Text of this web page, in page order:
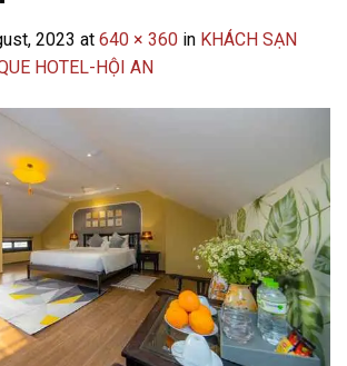
2023 at 640 × 360 in KHÁCH SẠN
HOTEL-HỘI AN